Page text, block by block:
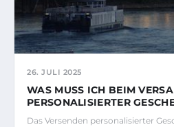
26. JULI 2025
WAS MUSS ICH BEIM
PERSONALISIERTER
Das Versenden personalisierter